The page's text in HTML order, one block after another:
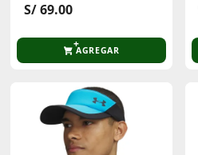
S/ 69.00
AGREGAR